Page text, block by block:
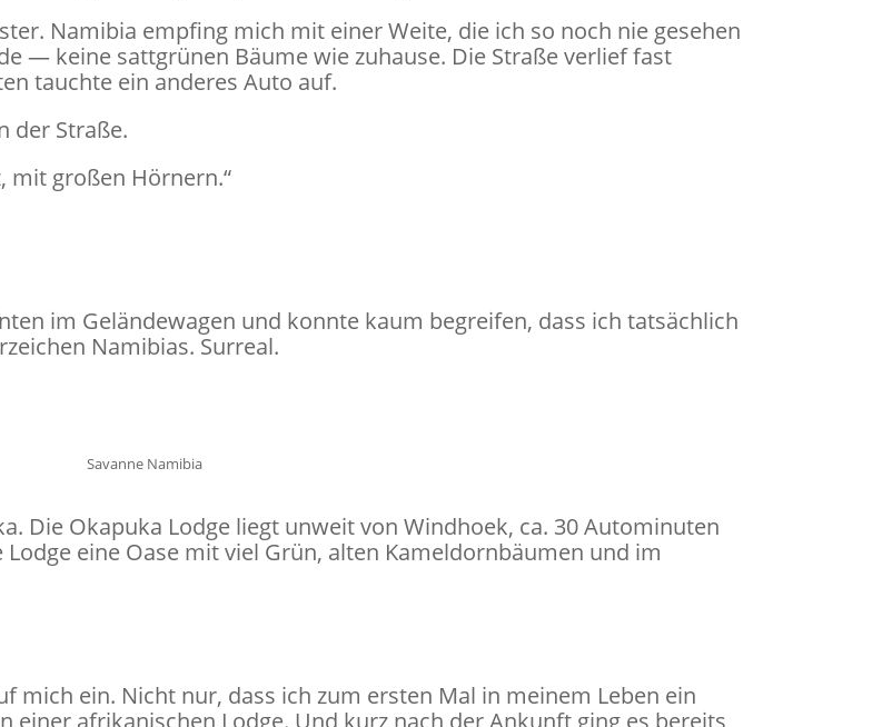
Namibia empfing mich mit einer Weite, die ich so noch nie gesehen
— keine sattgrünen Bäume wie zuhause. Die Straße verlief fast
tauchte ein anderes Auto auf.
der Straße.
mit großen Hörnern.“
im Geländewagen und konnte kaum begreifen, dass ich tatsächlich
Namibias. Surreal.
Savanne Namibia
Die Okapuka Lodge liegt unweit von Windhoek, ca. 30 Autominuten
eine Oase mit viel Grün, alten Kameldornbäumen und im
mich ein. Nicht nur, dass ich zum ersten Mal in meinem Leben ein